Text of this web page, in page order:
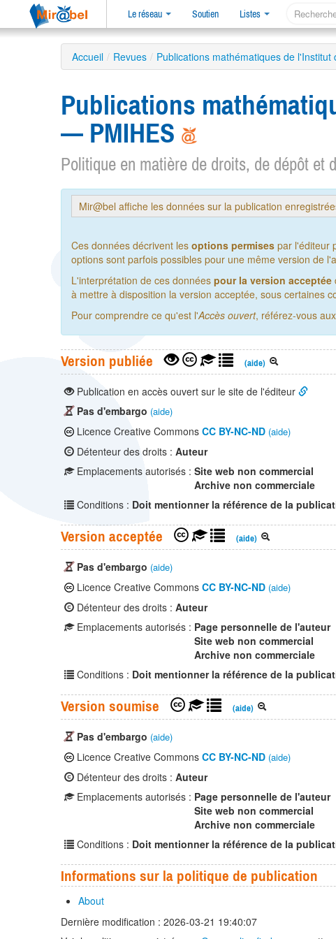
Le réseau Soutien Listes
Accueil / Revues / Publications mathématiques de
Publications
— PMIHES
Politique en matière de droits, de dépôt et
Mir@bel affiche les données sur la publication
Ces données décrivent les options permises par l'éditeur
options sont parfois possibles pour une même version de
L'interprétation de ces données pour la version acceptée
à mettre à disposition la version acceptée, sous certaines
Pour comprendre ce qu'est l'Accès ouvert, référez-vous aux
Version publiée (aide)
Publication en accès ouvert sur le site de l'éditeur
Pas d'embargo (aide)
Licence Creative Commons CC BY-NC-ND (aide)
Détenteur des droits : Auteur
Emplacements autorisés : Site web non commercial
Archive non commerciale
Conditions : Doit mentionner la référence de la
Version acceptée (aide)
Pas d'embargo (aide)
Licence Creative Commons CC BY-NC-ND (aide)
Détenteur des droits : Auteur
Emplacements autorisés : Page personnelle de l'auteur
Site web non commercial
Archive non commerciale
Conditions : Doit mentionner la référence de la
Version soumise (aide)
Pas d'embargo (aide)
Licence Creative Commons CC BY-NC-ND (aide)
Détenteur des droits : Auteur
Emplacements autorisés : Page personnelle de l'auteur
Site web non commercial
Archive non commerciale
Conditions : Doit mentionner la référence de la
Informations sur la politique de publication
About
Dernière modification : 2026-03-21 19:40:07